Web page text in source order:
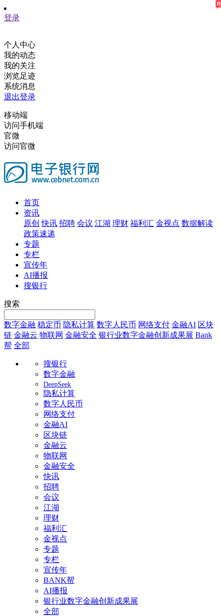
登录
个人中心
我的动态
我的关注
浏览足迹
系统消息
退出登录
移动端
访问手机端
官微
访问官微
首页
资讯
原创 快讯 招聘 会议 江湖 理财 福利汇 金视点 数据解读
政策速递
专题
专栏
宣传年
AI播报
搜银行
搜索
数字金融 稳定币 隐私计算 数字人民币 网络支付 金融AI 区块
链 金融云 物联网 金融安全 银行业数字金融创新成果展 Bank
帮 全部
搜银行
数字金融
DeepSeek
隐私计算
数字人民币
网络支付
金融AI
区块链
金融云
物联网
金融安全
快讯
招聘
会议
江湖
理财
福利汇
金视点
专题
专栏
宣传年
BANK帮
AI播报
银行业数字金融创新成果展
全部